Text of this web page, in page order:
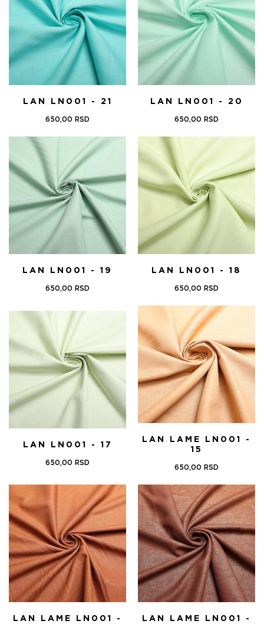
LAN LN001 - 21
650,00 RSD
LAN LN001 - 20
650,00 RSD
LAN LN001 - 19
650,00 RSD
LAN LN001 - 18
650,00 RSD
LAN LN001 - 17
650,00 RSD
LAN LAME LN001 -
15
650,00 RSD
LAN LAME LN001 -
LAN LAME LN001 -